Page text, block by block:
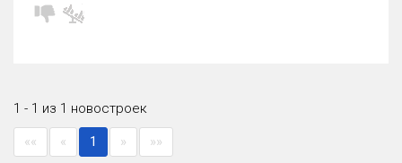
Кол-во комнат
Оценка ЕРЗ ЖК
от
1 - 1 из 1 новостроек
«« « 1 » »»